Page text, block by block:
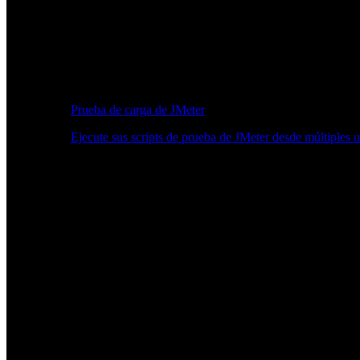
Prueba de carga de JMeter
Ejecute sus scripts de prueba de JMeter desde múltiples